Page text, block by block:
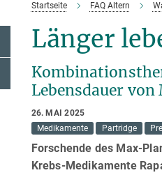
Startseite FAQ Altern
Länger
Lebensdauer von
26. MAI 2025
Medikamente
Partridge
Forschende des Max-
Krebs-Medikamente